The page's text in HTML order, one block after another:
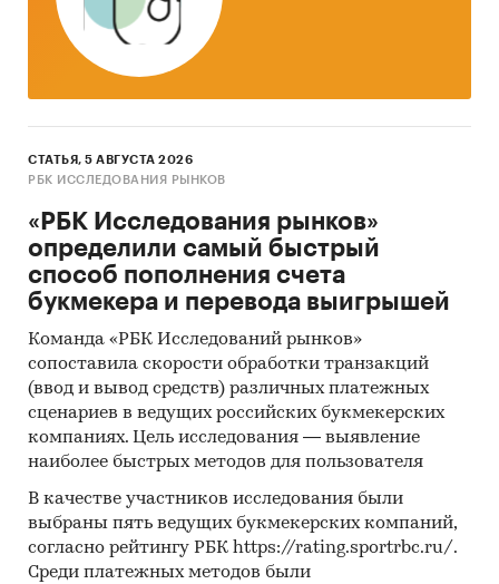
спрос), которая получена на основе
сравнения спроса по регионам России
(приведены данные только по тем
одновременно 2-х лет, 2023 и 2024 гг.).
спроса в каждой группе.
Как изменился спрос в 2024
году? Помимо данных за 2024 и 2023гг, в
отчете приведены темпы прироста рынка и
среднедушевых расходов в 2024 году. Для
повышения точности период анализа
может быть расширен. В этом случае
стоимость отчета будет пересчитана.
Помимо количественных данных в каждом
разделе отчета с федеральным округом
приведены картограммы. Каждый регион
закрашен цветом, соответствующим
интенсивности спроса в нем (приведены
СТАТЬЯ, 5 АВГУСТА 2026
РБК ИССЛЕДОВАНИЯ РЫНКОВ
«РБК Исследования рынков»
определили самый быстрый
способ пополнения счета
букмекера и перевода выигрышей
Команда «РБК Исследований рынков»
сопоставила скорости обработки транзакций
(ввод и вывод средств) различных платежных
сценариев в ведущих российских букмекерских
компаниях. Цель исследования — выявление
наиболее быстрых методов для пользователя
В качестве участников исследования были
выбраны пять ведущих букмекерских компаний,
согласно рейтингу РБК https://rating.sportrbc.ru/.
Среди платежных методов были